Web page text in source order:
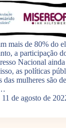
mais de 80% do
a participação
Nacional
as políticas
das mulheres são
11 de agosto de